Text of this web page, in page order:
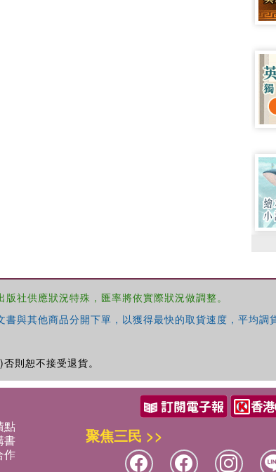
社供應狀況特殊，匯率將依實際狀況做調整。
與其他商品分開下單，以獲得最快的取貨速度，平均調
則恕不接受退貨。
點
書
作
聚焦三民 >>